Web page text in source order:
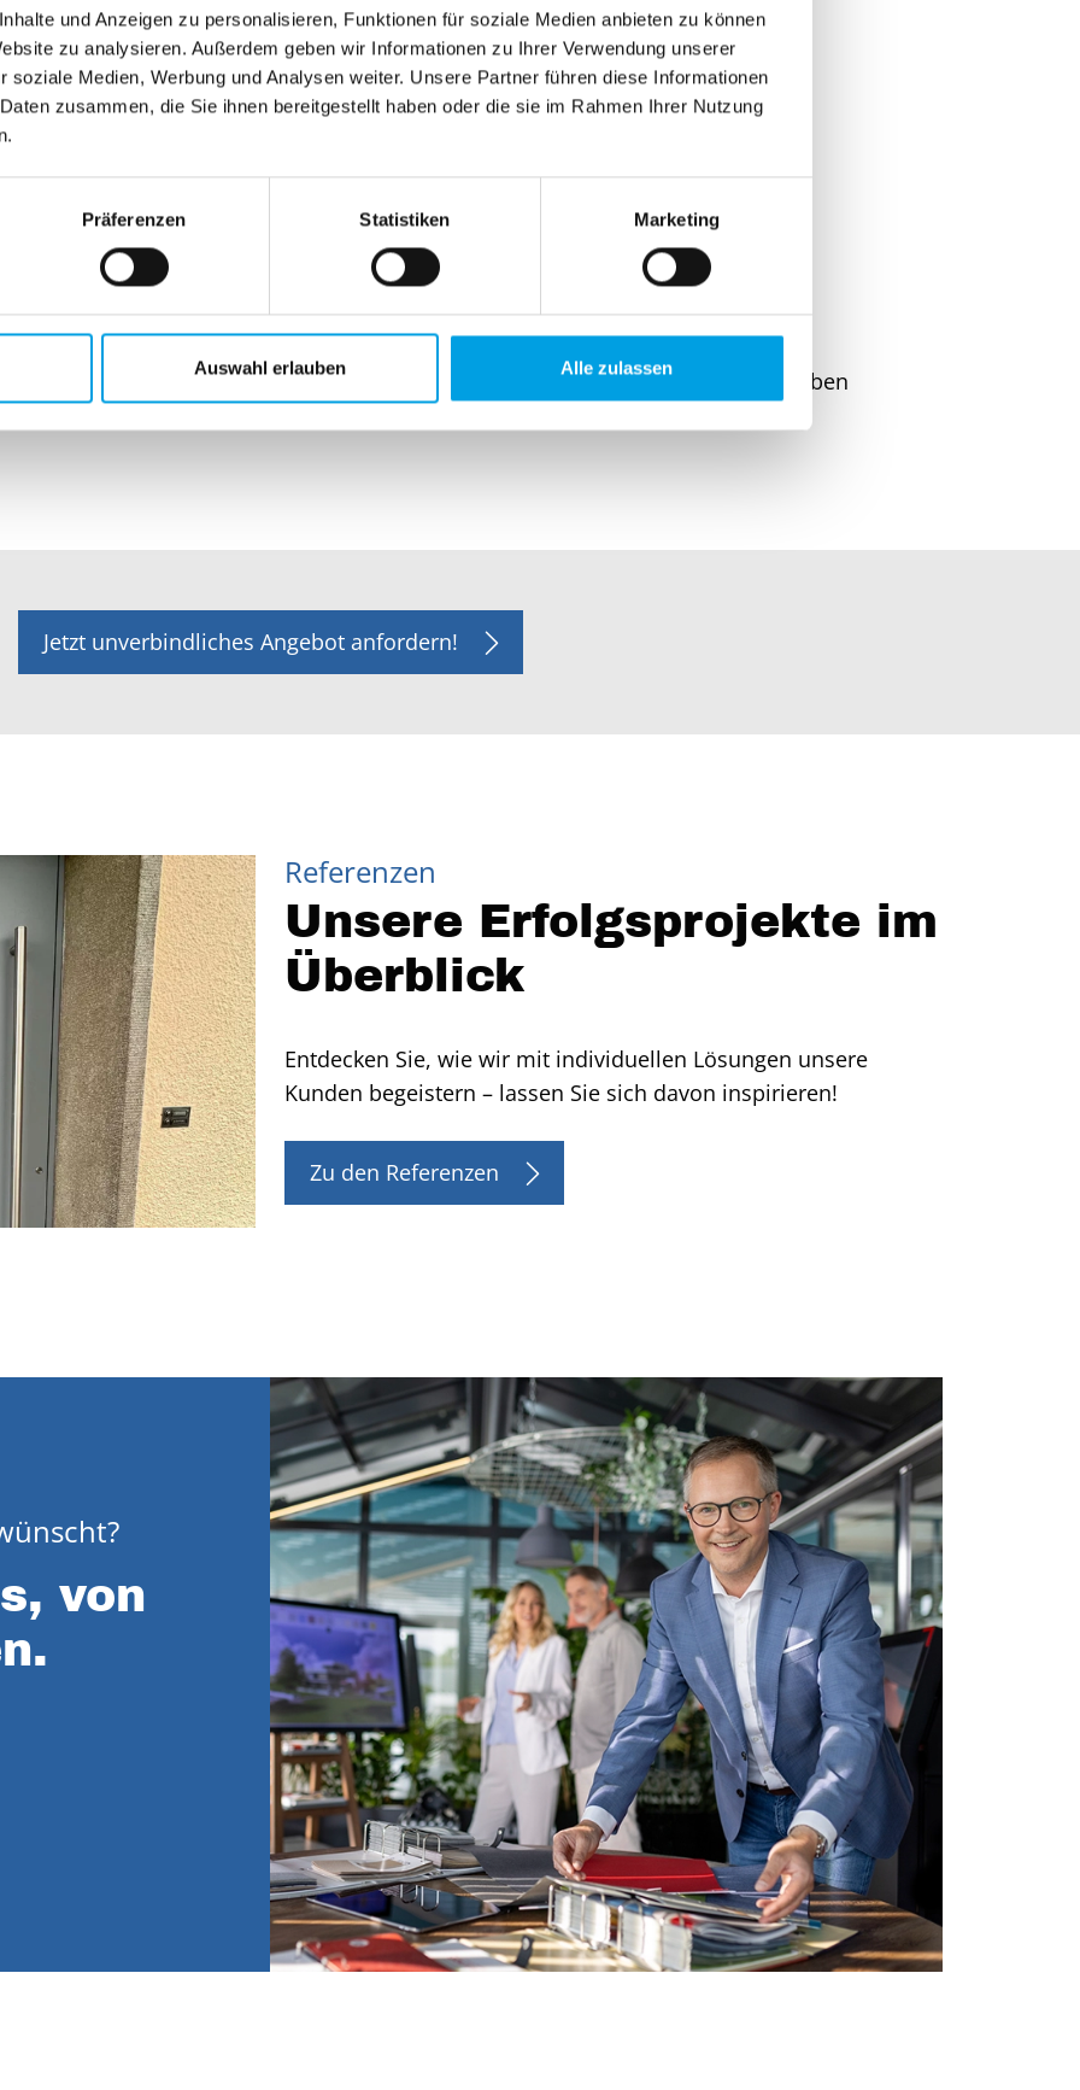
und Anzeigen zu personalisieren, Funktionen für soziale Medien anbieten zu können
zu analysieren. Außerdem geben wir Informationen zu Ihrer Verwendung unserer
soziale Medien, Werbung und Analysen weiter. Unsere Partner führen diese Informationen
zusammen, die Sie ihnen bereitgestellt haben oder die sie im Rahmen Ihrer Nutzung
Präferenzen Statistiken Marketing
Auswahl erlauben Alle zulassen
unserer Haustüren
Individuell nach Maß Sicher gegen Einbruch Viele Farben
Jetzt unverbindliches Angebot anfordern!
Referenzen
Unsere Erfolgsprojekte im
Überblick
Entdecken Sie, wie wir mit individuellen Lösungen unsere
Kunden begeistern – lassen Sie sich davon inspirieren!
Zu den Referenzen
von